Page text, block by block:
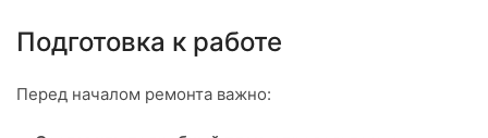
Подготовка к работе
Перед началом ремонта важно: